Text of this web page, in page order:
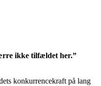
ikke tilfældet her.”
konkurrencekraft på lang